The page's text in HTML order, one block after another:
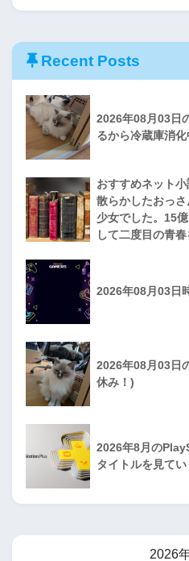
Recent Posts
2026年08月03日
るから冷蔵庫消化
おすすめネット
散らかしたおっ
少女でした。15
して二度目の青
2026年08月03日
2026年08月03日
休み！)
2026年8月の
タイトルを見て
2026